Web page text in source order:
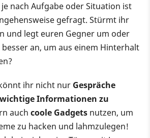
nach Aufgabe oder Situation ist
gefragt. Stürmt ihr
und legt euren Gegner um oder
an, um aus einem Hinterhalt
ihr nicht nur Gespräche
Informationen zu
auch coole Gadgets nutzen, um
zu hacken und lahmzulegen!